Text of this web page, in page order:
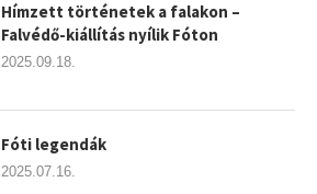
Hímzett történetek a falakon –
Falvédő-kiállítás nyílik Fóton
2025.09.18.
Fóti legendák
2025.07.16.